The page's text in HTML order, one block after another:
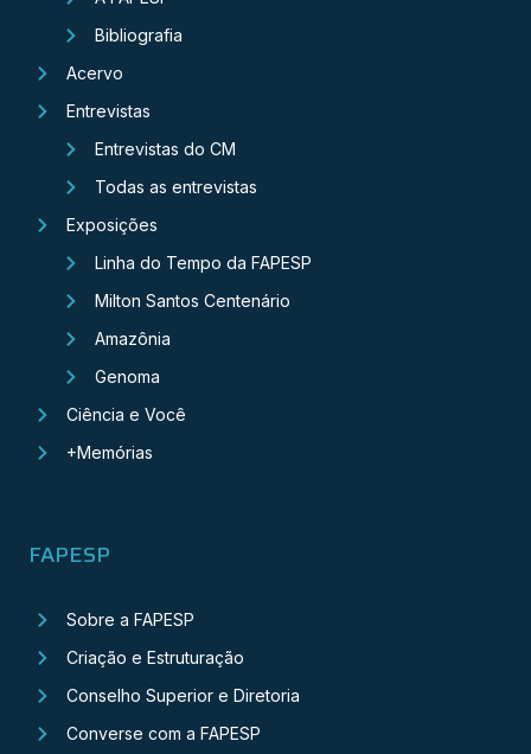
Bibliografia
Acervo
Entrevistas
Entrevistas do CM
Todas as entrevistas
Exposições
Linha do Tempo da FAPESP
Milton Santos Centenário
Amazônia
Genoma
Ciência e Você
+Memórias
FAPESP
Sobre a FAPESP
Criação e Estruturação
Conselho Superior e Diretoria
Converse com a FAPESP